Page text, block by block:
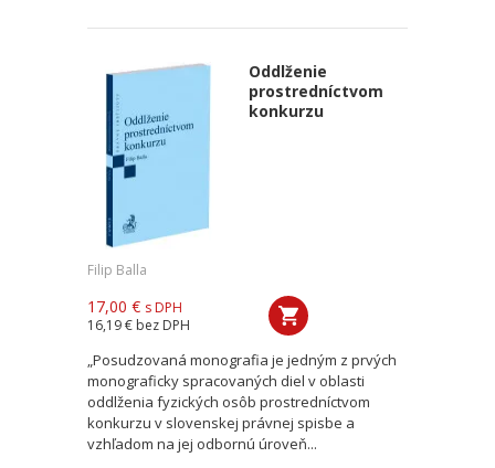
Oddlženie
prostredníctvom
konkurzu
Filip Balla
17,00 € s DPH
16,19 € bez DPH
„Posudzovaná monografia je jedným z prvých
monograficky spracovaných diel v oblasti
oddlženia fyzických osôb prostredníctvom
konkurzu v slovenskej právnej spisbe a
vzhľadom na jej odbornú úroveň...